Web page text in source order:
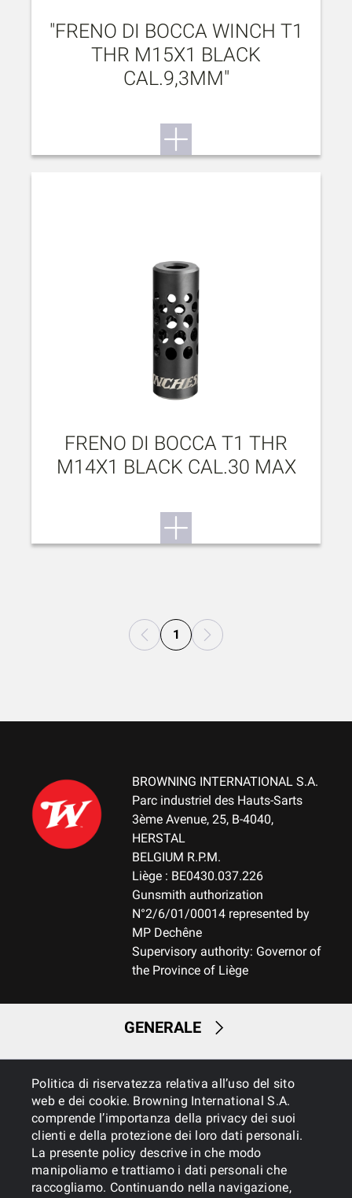
Politica di riservatezza relativa all’uso del sito
web e dei cookie. Browning International S.A.
comprende l’importanza della privacy dei suoi
clienti e della protezione dei loro dati personali.
La presente policy descrive in che modo
manipoliamo e trattiamo i dati personali che
raccogliamo. Continuando nella navigazione,
"FRENO DI BOCCA WINCH T1
THR M15X1 BLACK
CAL.9,3MM"
FRENO DI BOCCA T1 THR
M14X1 BLACK CAL.30 MAX
1
BROWNING INTERNATIONAL S.A.
Parc industriel des Hauts-Sarts
3ème Avenue, 25, B-4040,
HERSTAL
BELGIUM R.P.M.
Liège : BE0430.037.226
Gunsmith authorization
N°2/6/01/00014 represented by
MP Dechêne
Supervisory authority: Governor of
the Province of Liège
GENERALE
SERVIZI